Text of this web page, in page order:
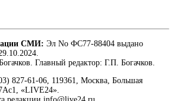
СМИ: Эл No ФС77-88404 выдано
Главный редактор: Г.П. Богачков.
827-61-06, 119361, Москва, Большая
«LIVE24».